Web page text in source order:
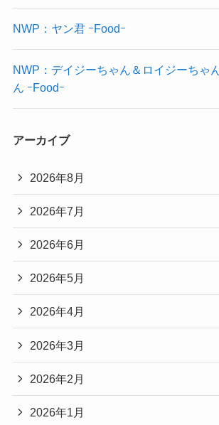
NWP：ヤン君 ｰFoodｰ
NWP：デイジーちゃん＆ロイジーちゃ
ん ｰFoodｰ
アーカイブ
2026年8月
2026年7月
2026年6月
2026年5月
2026年4月
2026年3月
2026年2月
2026年1月